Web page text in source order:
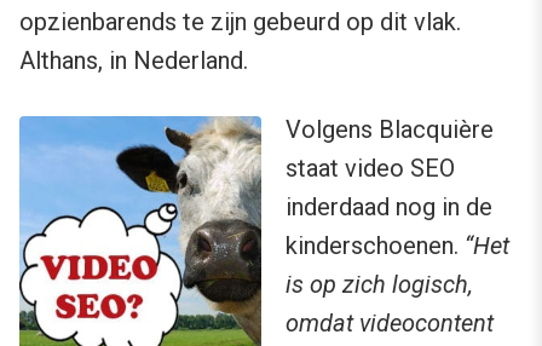
opzienbarends te zijn gebeurd op dit vlak.
Althans, in Nederland.
Volgens Blacquière
staat video SEO
inderdaad nog in de
kinderschoenen. “Het
is op zich logisch,
omdat videocontent